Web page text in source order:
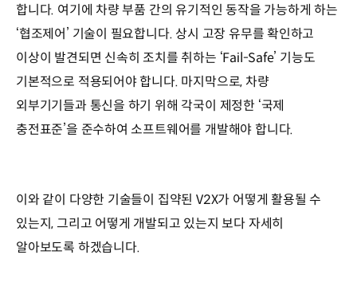
합니다. 여기에 차량 부품 간의 유기적인 동작을 가능하게 하는
‘협조제어’ 기술이 필요합니다. 상시 고장 유무를 확인하고
이상이 발견되면 신속히 조치를 취하는 ‘Fail-Safe’ 기능도
기본적으로 적용되어야 합니다. 마지막으로, 차량
외부기기들과 통신을 하기 위해 각국이 제정한 ‘국제
충전표준’을 준수하여 소프트웨어를 개발해야 합니다.
이와 같이 다양한 기술들이 집약된 V2X가 어떻게 활용될 수
있는지, 그리고 어떻게 개발되고 있는지 보다 자세히
알아보도록 하겠습니다.